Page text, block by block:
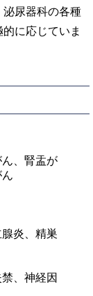
尿器科の各種
に応じていま
、腎盂が
炎、精巣
、神経因